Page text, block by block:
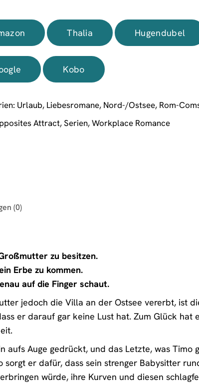
Thalia Hugendubel
Kobo
Urlaub, Liebesromane, Nord-/Ostsee, Rom-
Attract,Serien,Workplace Romance
(0)
zu besitzen.
Erbe zu kommen.
auf die Finger schaut.
jedoch die Villa an der Ostsee vererbt, ist
er darauf gar keine Lust hat. Zum Glück hat
aufs Auge gedrückt, und das Letzte, was Timo
er dafür, dass sein strenger Babysitter
würde, ihre Kurven und diesen